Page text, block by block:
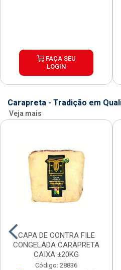
FAÇA SEU
LOGIN
Carapreta - Tradição em
Veja mais
CAPA DE CONTRA FILE
CONGELADA CARAPRETA
CAIXA ±20KG
Código: 28836